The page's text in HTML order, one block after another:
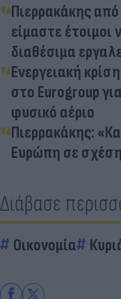
Πιερρακάκης
είμαστε
διαθέσιμα
Ενεργειακή
στο Eurogroup
φυσικό αέριο
Πιερρακάκης:
Ευρώπη σε
Διάβασε
Οικονομία